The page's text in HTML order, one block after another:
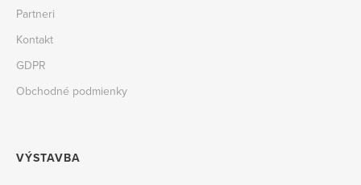
Partneri
Kontakt
GDPR
Obchodné podmienky
VÝSTAVBA